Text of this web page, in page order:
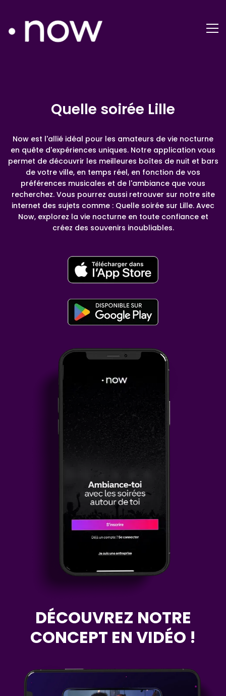
Quelle soirée Lille
Now est l'allié idéal pour les amateurs de vie nocturne
en quête d'expériences uniques. Notre application vous
permet de découvrir les meilleures boîtes de nuit et bars
de votre ville, en temps réel, en fonction de vos
préférences musicales et de l'ambiance que vous
recherchez. Vous pourrez aussi retrouver sur notre site
internet des sujets comme : Quelle soirée sur Lille. Avec
Now, explorez la vie nocturne en toute confiance et
créez des souvenirs inoubliables.
DÉCOUVREZ NOTRE
CONCEPT EN VIDÉO !